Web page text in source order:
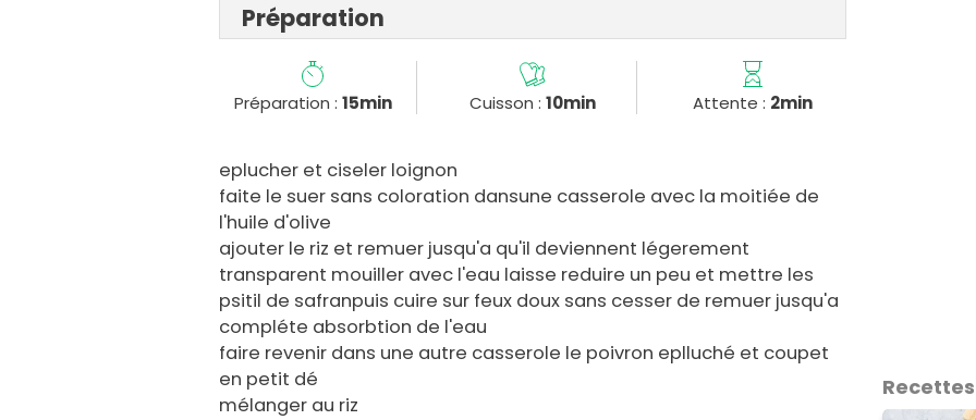
Préparation
Préparation : 15min Cuisson :10min Attente : 2min
eplucher et ciseler loignon
faite le suer sans coloration dansune casserole avec la moitiée de
l'huile d'olive
ajouter le riz et remuer jusqu'a qu'il deviennent légerement
transparent mouiller avec l'eau laisse reduire un peu et mettre les
psitil de safranpuis cuire sur feux doux sans cesser de remuer jusqu'a
compléte absorbtion de l'eau
faire revenir dans une autre casserole le poivron eplluché et coupet
en petit dé
mélanger au riz